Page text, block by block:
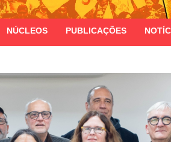
NÚCLEOS PUBLICAÇÕES